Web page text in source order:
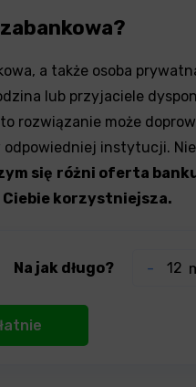
a także osoba
lub przyjaciele
rozwiązanie może
instytucji.
się różni oferta
korzystniejsza.
Na jak długo? -